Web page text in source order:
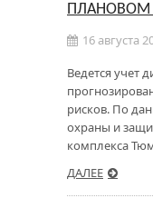
ПЛАНОВОМ
16 августа
Ведется учет
рисков. По
охраны и
комплекса
ДАЛЕЕ